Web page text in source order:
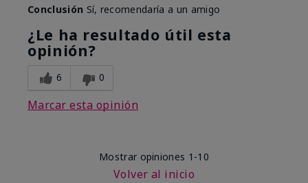
Conclusión Sí, recomendaría a un amigo
¿Le ha resultado útil esta
opinión?
6 0
Marcar esta opinión
Mostrar opiniones 1-10
Volver al inicio